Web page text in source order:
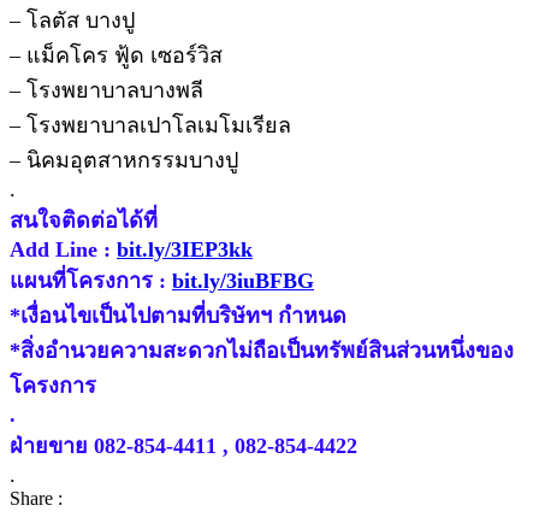
– โลตัส บางปู
– แม็คโคร ฟู้ด เซอร์วิส
– โรงพยาบาลบางพลี
– โรงพยาบาลเปาโลเมโมเรียล
– นิคมอุตสาหกรรมบางปู
.
สนใจติดต่อได้ที่
Add Line : bit.ly/3IEP3kk
แผนที่โครงการ : bit.ly/3iuBFBG
*เงื่อนไขเป็นไปตามที่บริษัทฯ กำหนด
*สิ่งอำนวยความสะดวกไม่ถือเป็นทรัพย์สินส่วนหนึ่งของ
โครงการ
.
ฝ่ายขาย 082-854-4411 , 082-854-4422
.
Share :